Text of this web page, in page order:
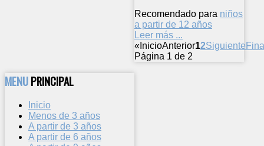
Recomendado para niños
a partir de 12 años
Leer más ...
« InicioAnterior12Siguiente
Página 1 de 2
MENUPRINCIPAL
Inicio
Menos de 3 años
A partir de 3 años
A partir de 6 años